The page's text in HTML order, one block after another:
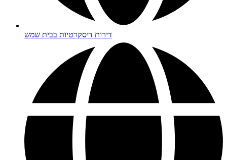
דירות דיסקרטיות בבית שמש